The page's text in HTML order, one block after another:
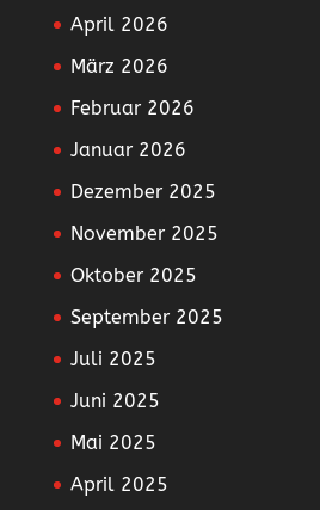
April 2026
März 2026
Februar 2026
Januar 2026
Dezember 2025
November 2025
Oktober 2025
September 2025
Juli 2025
Juni 2025
Mai 2025
April 2025